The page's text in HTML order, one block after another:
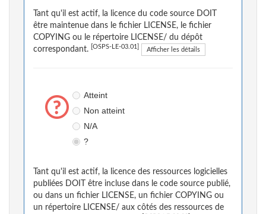
Tant qu'il est actif, la licence du code source DOIT
être maintenue dans le fichier LICENSE, le fichier
COPYING ou le répertoire LICENSE/ du dépôt
correspondant.
[OSPS-LE-03.01] Afficher les détails
Atteint
Non atteint
N/A
?
Tant qu'il est actif, la licence des ressources logicielles
publiées DOIT être incluse dans le code source publié,
ou dans un fichier LICENSE, un fichier COPYING ou
un répertoire LICENSE/ aux côtés des ressources de